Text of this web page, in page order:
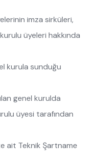
imza sirküleri,
üyeleri hakkında
kurula sunduğu
genel kurulda
üyesi tarafından
ait Teknik Şartname